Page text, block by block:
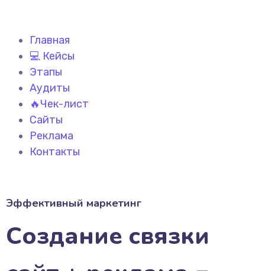
Главная
💻 Кейсы
Этапы
Аудиты
🔥Чек-лист
Сайты
Реклама
Контакты
Эффективный маркетинг
Создание связки